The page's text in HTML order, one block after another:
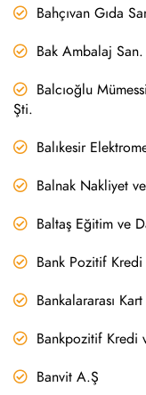
Bahçıvan Gıda
Bak Ambalaj
Balcıoğlu
Şti.
Balıkesir
Balnak Nakliyet
Baltaş Eğitim ve
Bank Pozitif Kredi
Bankalararası
Bankpozitif Kredi
Banvit A.Ş